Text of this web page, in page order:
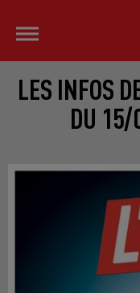
LES INFOS
DU